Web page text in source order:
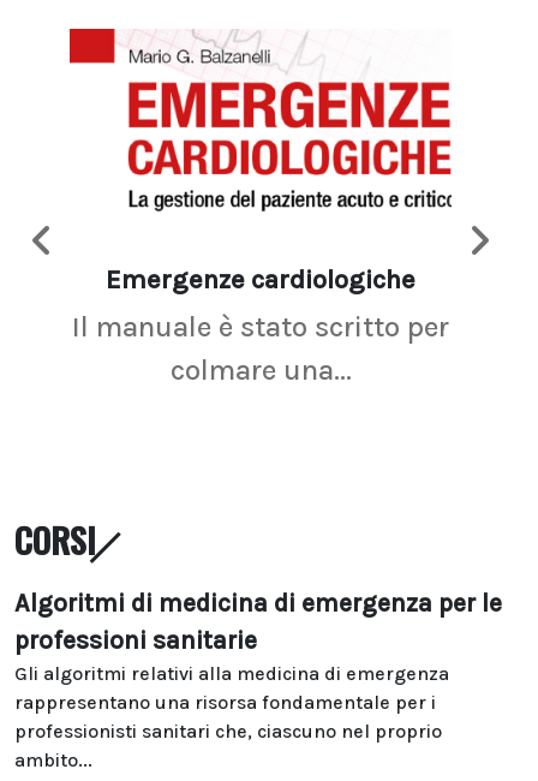
Emergenze cardiologiche
Il manuale è stato scritto per
colmare una...
CORSI
Algoritmi di medicina di emergenza per le
professioni sanitarie
Gli algoritmi relativi alla medicina di emergenza
rappresentano una risorsa fondamentale per i
professionisti sanitari che, ciascuno nel proprio
ambito...